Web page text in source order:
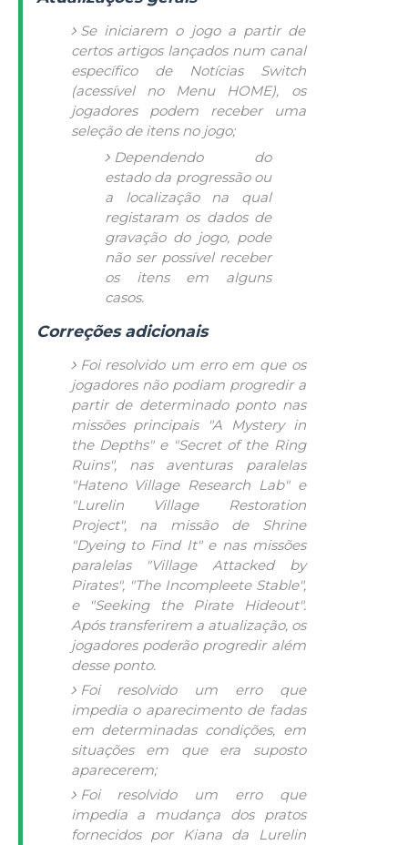
Se iniciarem o jogo a partir de
certos artigos lançados num canal
específico de Notícias Switch
(acessível no Menu HOME), os
jogadores podem receber uma
seleção de itens no jogo;
Dependendo do
estado da progressão ou
a localização na qual
registaram os dados de
gravação do jogo, pode
não ser possível receber
os itens em alguns
casos.
Correções adicionais
Foi resolvido um erro em que os
jogadores não podiam progredir a
partir de determinado ponto nas
missões principais "A Mystery in
the Depths" e "Secret of the Ring
Ruins", nas aventuras paralelas
"Hateno Village Research Lab" e
"Lurelin Village Restoration
Project", na missão de Shrine
"Dyeing to Find It" e nas missões
paralelas "Village Attacked by
Pirates", "The Incompleete Stable",
e "Seeking the Pirate Hideout".
Após transferirem a atualização, os
jogadores poderão progredir além
desse ponto.
Foi resolvido um erro que
impedia o aparecimento de fadas
em determinadas condições, em
situações em que era suposto
aparecerem;
Foi resolvido um erro que
impedia a mudança dos pratos
fornecidos por Kiana da Lurelin